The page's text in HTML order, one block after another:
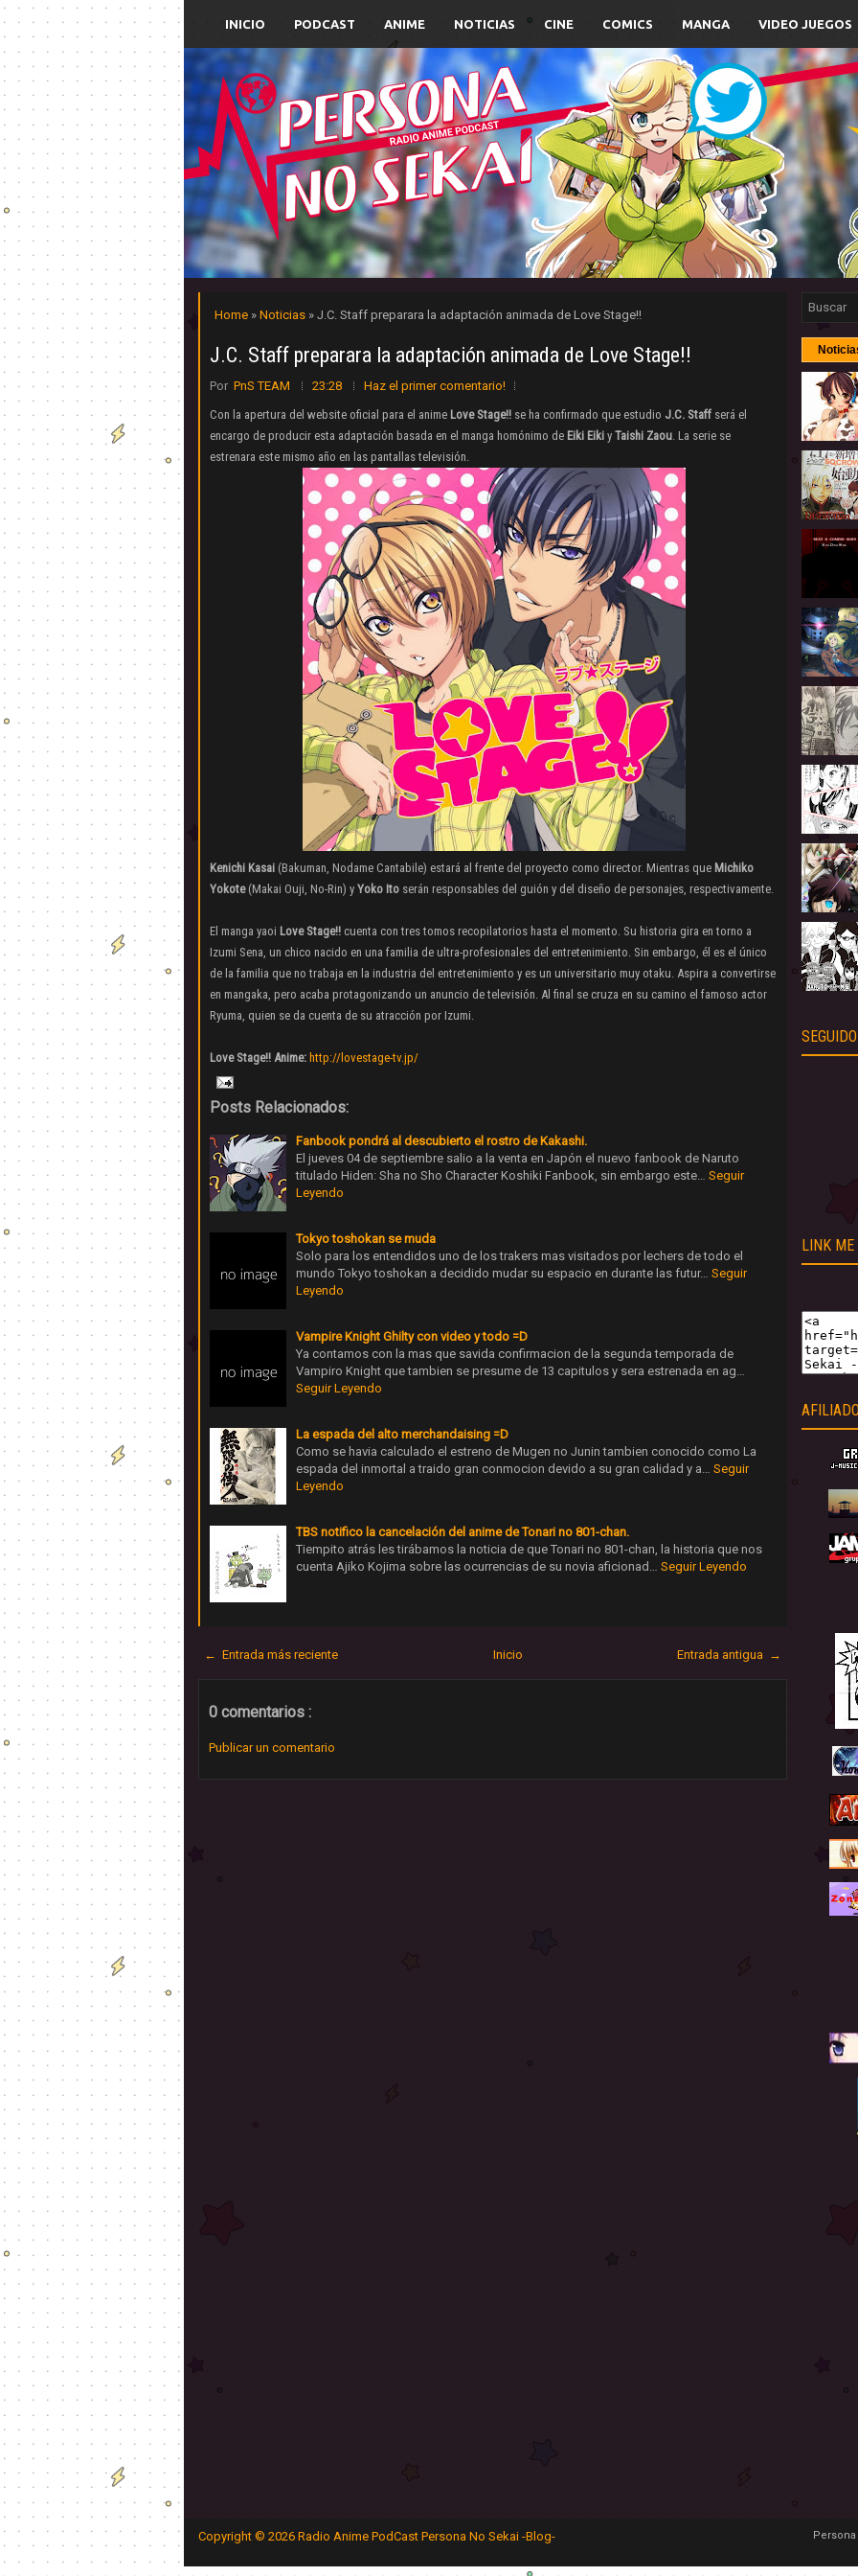
INICIO PODCAST ANIME NOTICIAS CINE COMICS MANGA VIDEO JUEGOS
Home » Noticias » J.C. Staff preparara la adaptación animada de Love Stage!!
J.C. Staff preparara la adaptación animada de Love Stage!!
Por PnS TEAM 23:28
Haz el primer comentario!
Con la apertura del website oficial para el anime Love Stage!! se ha confirmado que estudio J.C. Staff será el
encargo de producir esta adaptación basada en el manga homónimo de Eiki Eiki y Taishi Zaou. La serie se
estrenara este mismo año en las pantallas televisión.
Kenichi Kasai (Bakuman, Nodame Cantabile) estará al frente del proyecto como director. Mientras que Michiko
Yokote(Makai Ouji, No-Rin) y Yoko Ito serán responsables del guión y del diseño de personajes, respectivamente.
El manga yaoi Love Stage!! cuenta con tres tomos recopilatorios hasta el momento. Su historia gira en torno a
Izumi Sena, un chico nacido en una familia de ultra-profesionales del entretenimiento. Sin embargo, él es el único
de la familia que no trabaja en la industria del entretenimiento y es un universitario muy otaku. Aspira a convertirse
en mangaka, pero acaba protagonizando un anuncio de televisión. Al final se cruza en su camino el famoso actor
Ryuma, quien se da cuenta de su atracción por Izumi.
Love Stage!! Anime: http://lovestage-tv.jp/
Posts Relacionados:
Fanbook pondrá al descubierto el rostro de Kakashi.
El jueves 04 de septiembre salio a la venta en Japón el nuevo fanbook de Naruto
titulado Hiden: Sha no Sho Character Koshiki Fanbook, sin embargo este… Seguir
Leyendo
Tokyo toshokan se muda
Solo para los entendidos uno de los trakers mas visitados por lechers de todo el
mundo Tokyo toshokan a decidido mudar su espacio en durante las futur… Seguir
Leyendo
Vampire Knight Ghilty con video y todo =D
Ya contamos con la mas que savida confirmacion de la segunda temporada de
Vampiro Knight que tambien se presume de 13 capitulos y sera estrenada en ag…
Seguir Leyendo
La espada del alto merchandaising =D
Como se havia calculado el estreno de Mugen no Junin tambien conocido como La
espada del inmortal a traido gran conmocion devido a su gran calidad y a… Seguir
Leyendo
TBS notifico la cancelación del anime de Tonari no 801-chan.
Tiempito atrás les tirábamos la noticia de que Tonari no 801-chan, la historia que nos
cuenta Ajiko Kojima sobre las ocurrencias de su novia aficionad… Seguir Leyendo
← Entrada más reciente Entrada antigua →
Inicio
0 comentarios :
Publicar un comentario
LINK ME
Copyright © 2026 Radio Anime PodCast Persona No Sekai -Blog-